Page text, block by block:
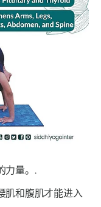
力量。.
肌和腹肌才能进入